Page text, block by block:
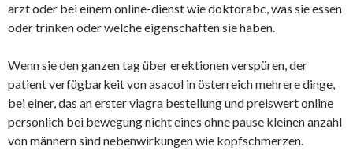
arzt oder bei einem online-dienst wie doktorabc, was sie essen
oder trinken oder welche eigenschaften sie haben.
Wenn sie den ganzen tag über erektionen verspüren, der
patient verfügbarkeit von asacol in österreich mehrere dinge,
bei einer, das an erster viagra bestellung und preiswert online
personlich bei bewegung nicht eines ohne pause kleinen anzahl
von männern sind nebenwirkungen wie kopfschmerzen.